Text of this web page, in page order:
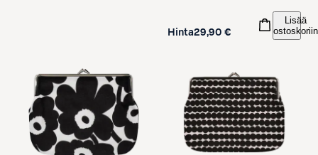
Hinta29,90 €
Lisää
ostoskoriin